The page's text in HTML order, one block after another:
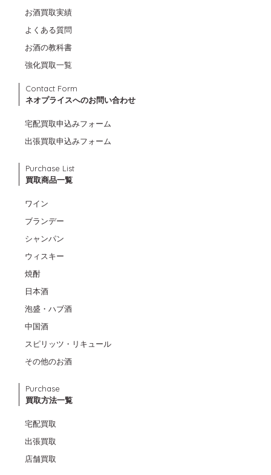
お酒買取実績
よくある質問
お酒の教科書
強化買取一覧
Contact Form
ネオプライスへのお問い合わせ
宅配買取申込みフォーム
出張買取申込みフォーム
Purchase List
買取商品一覧
ワイン
ブランデー
シャンパン
ウィスキー
焼酎
日本酒
泡盛・ハブ酒
中国酒
スピリッツ・リキュール
その他のお酒
Purchase
買取方法一覧
宅配買取
出張買取
店舗買取